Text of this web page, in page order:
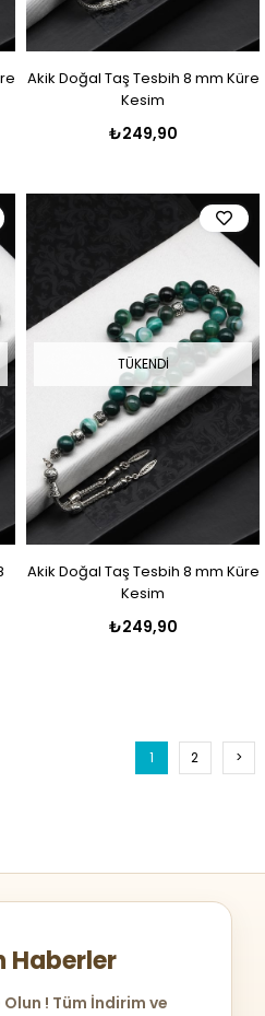
Akik Doğal Taş Tesbih 8 mm Küre
Kesim
₺249,90
TÜKENDI
Akik Doğal Taş Tesbih 8 mm Küre
Kesim
₺249,90
1 2 >
Haberler
! Tüm İndirim ve